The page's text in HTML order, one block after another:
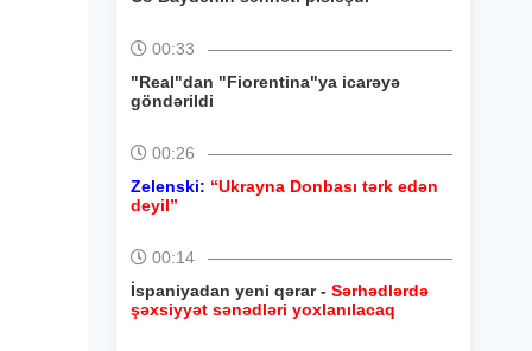
00:33
"Real"dan "Fiorentina"ya icarəyə
göndərildi
00:26
Zelenski: “Ukrayna Donbası tərk edən
deyil”
00:14
İspaniyadan yeni qərar - Sərhədlərdə
şəxsiyyət sənədləri yoxlanılacaq